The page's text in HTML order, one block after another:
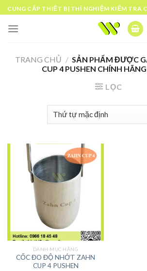
Skip
to
content
CUNG CẤP THIẾT BỊ THÍ NGHIỆM KIỂM TRA
TRANG CHỦ / SẢN PHẨM ĐƯỢC
CUP 4 PUSHEN CHÍNH HÃNG
LỌC
DANH MỤC HÃNG
CỐC ĐO ĐỘ NHỚT ZAHN
CUP 4 PUSHEN